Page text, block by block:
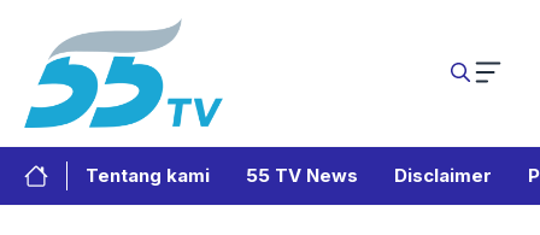
Tentang kami 55 TV News Disclaimer